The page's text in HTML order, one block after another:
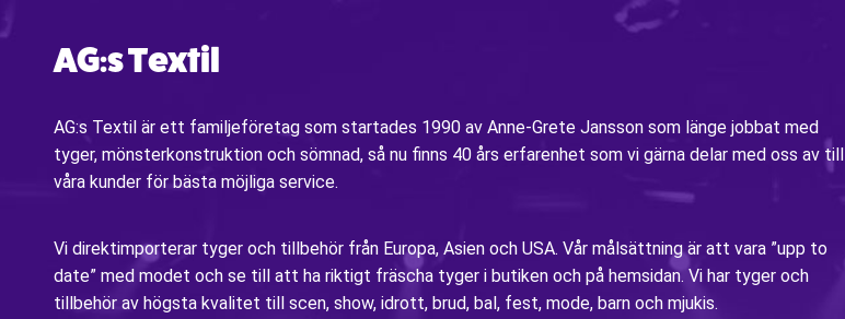
AG:s Textil
AG:s Textil är ett familjeföretag som startades 1990 av Anne-Grete Jansson som länge jobbat med
tyger, mönsterkonstruktion och sömnad, så nu finns 40 års erfarenhet som vi gärna delar med oss av till
våra kunder för bästa möjliga service.
Vi direktimporterar tyger och tillbehör från Europa, Asien och USA. Vår målsättning är att vara ”upp to
date” med modet och se till att ha riktigt fräscha tyger i butiken och på hemsidan. Vi har tyger och
tillbehör av högsta kvalitet till scen, show, idrott, brud, bal, fest, mode, barn och mjukis.